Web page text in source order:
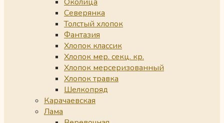
Северянка
Толстый хлопок
Фантазия
Хлопок классик
Хлопок мер. секц. кр.
Хлопок мерсеризованный
Хлопок травка
Шелкопряд
Карачаевская
Лама